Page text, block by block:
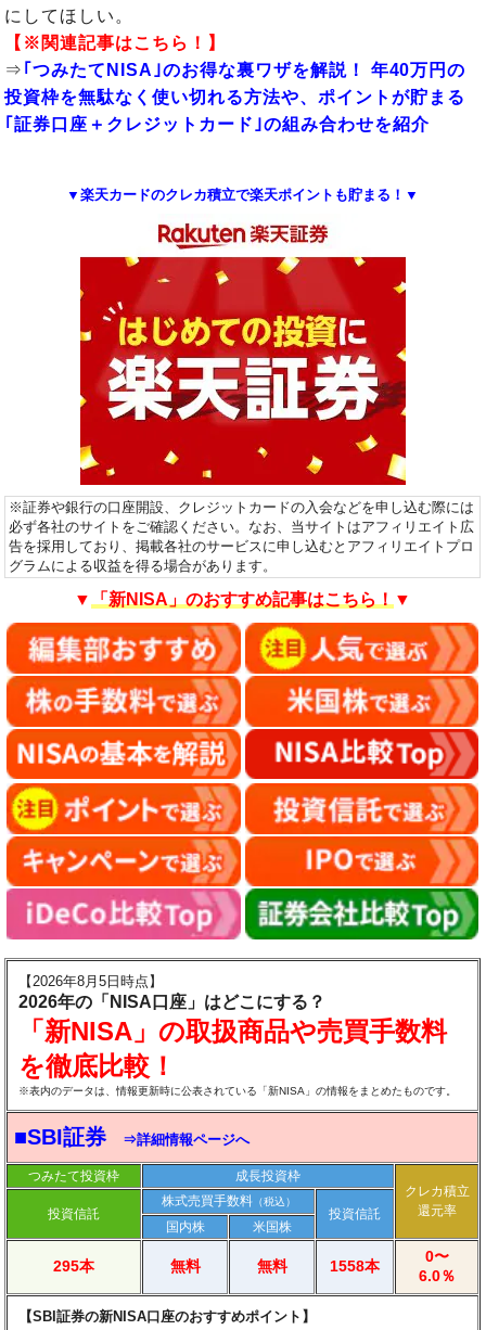
にしてほしい。
【※関連記事はこちら！】
⇒ ｢つみたてNISA｣のお得な裏ワザを解説！ 年40万円の
投資枠を無駄なく使い切れる方法や、ポイントが貯まる
｢証券口座＋クレジットカード｣の組み合わせを紹介
▼楽天カードのクレカ積立で楽天ポイントも貯まる！▼
※証券や銀行の口座開設、クレジットカードの入会などを申し込む際には
必ず各社のサイトをご確認ください。なお、当サイトはアフィリエイト広
告を採用しており、掲載各社のサービスに申し込むとアフィリエイトプロ
グラムによる収益を得る場合があります。
▼「新NISA」のおすすめ記事はこちら！▼
【2026年8月5日時点】
2026年の「NISA口座」はどこにする？
「新NISA」の取扱商品や売買手数料
を徹底比較！
※表内のデータは、情報更新時に公表されている「新NISA」の情報をまとめたものです。
■SBI証券 ⇒詳細情報ページへ
つみたて投資枠
成長投資枠
クレカ積立
還元率
投資信託
株式売買手数料（税込）
投資信託
国内株
米国株
295本 無料 無料 1558本
0〜
6.0％
【SBI証券の新NISA口座のおすすめポイント】